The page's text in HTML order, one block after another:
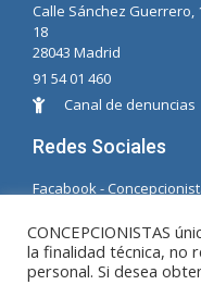
Calle Sánchez Guerrero,
18
28043 Madrid
91 54 01 460
Canal de denuncias
Redes Sociales
Facabook -
© Copyright MM.
CONCEPCIONISTAS
la finalidad técnica, no
personal. Si desea